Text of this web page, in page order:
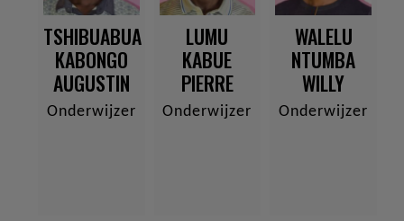
TSHIBUABUA
KABONGO
AUGUSTIN
Onderwijzer
LUMU
KABUE
PIERRE
Onderwijzer
WALELU
NTUMBA
WILLY
Onderwijzer